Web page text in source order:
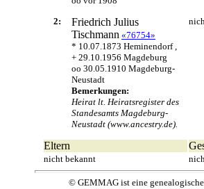
2:
Friedrich Julius
Tischmann «76754»
* 10.07.1873 Heminendorf ,
+ 29.10.1956 Magdeburg
oo 30.05.1910 Magdeburg-
Neustadt
Bemerkungen:
Heirat lt. Heiratsregister des
Standesamts Magdeburg-
Neustadt (www.ancestry.de).
Eltern
nicht bekannt
© GEMMAG ist eine